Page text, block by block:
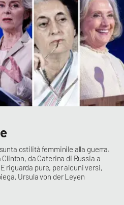
ostilità femminile alla guerra.
da Caterina di Russia a
riguarda pure, per alcuni versi,
Ursula von der Leyen